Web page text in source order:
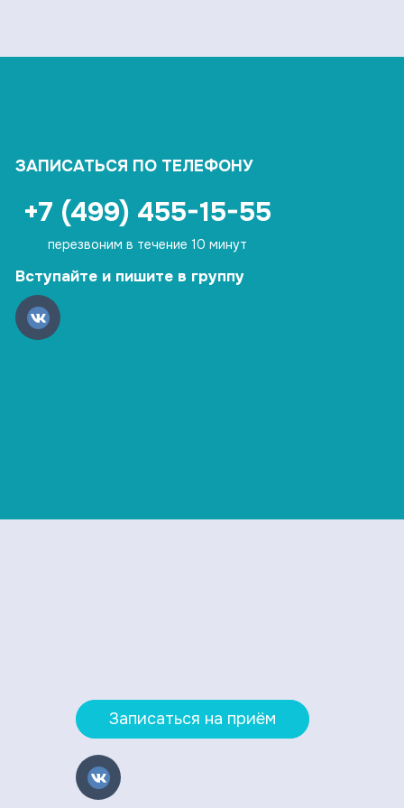
ЗАПИСАТЬСЯ ПО ТЕЛЕФОНУ
+7 (499) 455-15-55
перезвоним в течение 10 минут
Вступайте и пишите в группу
Записаться на приём